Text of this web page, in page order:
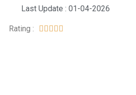
Last Update : 01-04-2026
Rating :     